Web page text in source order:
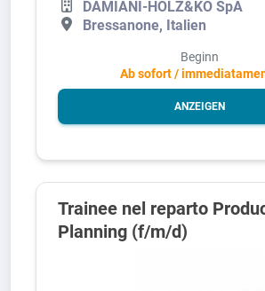
DAMIANI-HOLZ&KO SpA
Bressanone, Italien
Beginn
Ab sofort /
ANZEIGEN
Trainee nel reparto
Planning (f/m/d)